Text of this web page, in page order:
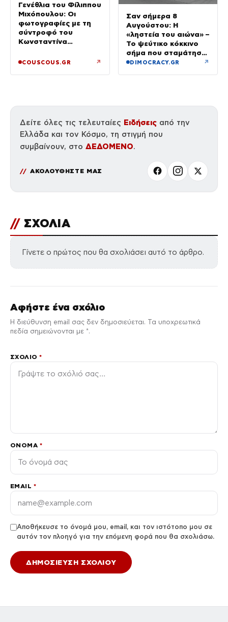
Γενέθλια του Φίλιππου
Μιχόπουλου: Οι
φωτογραφίες με τη
σύντροφό του
Κωνσταντίνα
δημόσιο «Σ’ αγαπώ»
COUSCOUS.GR ↗
Σαν σήμερα 8
Αυγούστου: Η
«ληστεία του αιώνα» –
Το ψεύτικο κόκκινο
σήμα που σταμάτησε
τρένο με 2,6 εκατ.
DIMOCRACY.GR ↗
Δείτε όλες τις τελευταίες Ειδήσεις από την
Ελλάδα και τον Κόσμο, τη στιγμή που
συμβαίνουν, στο ΔΕΔΟΜΕΝΟ.
ΑΚΟΛΟΥΘΗΣΤΕ ΜΑΣ
// ΣΧΟΛΙΑ
Γίνετε ο πρώτος που θα σχολιάσει αυτό το άρθρο.
Αφήστε ένα σχόλιο
Η διεύθυνση email σας δεν δημοσιεύεται. Τα υποχρεωτικά
πεδία σημειώνονται με *.
ΣΧΌΛΙΟ*
ΌΝΟΜΑ *
EMAIL *
Αποθήκευσε το όνομά μου, email, και τον ιστότοπο μου σε
αυτόν τον πλοηγό για την επόμενη φορά που θα σχολιάσω.